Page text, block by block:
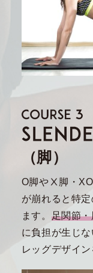
（脚）
O脚やⅩ脚・
が崩れると特
ます。 足関節
に負担が生じ
レッグデザイン